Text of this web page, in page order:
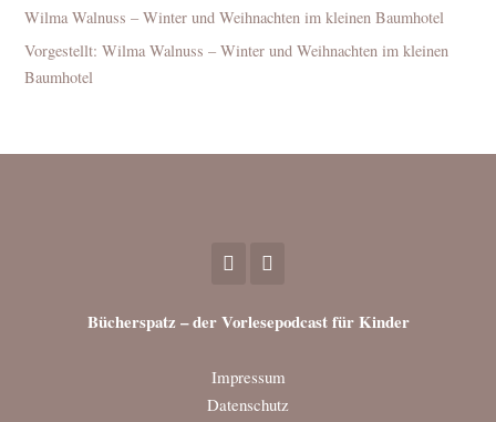
Wilma Walnuss – Winter und Weihnachten im kleinen Baumhotel
Vorgestellt: Wilma Walnuss – Winter und Weihnachten im kleinen
Baumhotel
Bücherspatz – der Vorlesepodcast für Kinder
Impressum
Datenschutz